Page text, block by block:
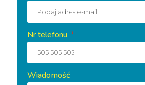
Nr telefonu
Wiadomość